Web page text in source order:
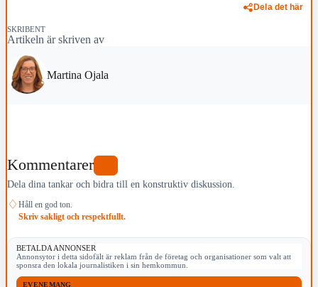
Dela det här
SKRIBENT
Artikeln är skriven av
Martina Ojala
Kommentarer
Dela dina tankar och bidra till en konstruktiv diskussion.
♢ Håll en god ton.
Skriv sakligt och respektfullt.
BETALDA ANNONSER
Annonsytor i detta sidofält är reklam från de företag och organisationer som valt att
sponsra den lokala journalistiken i sin hemkommun.
EVENEMANG